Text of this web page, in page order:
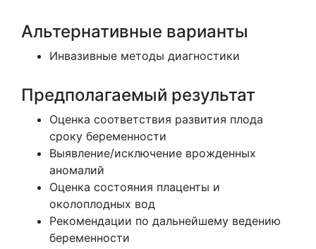
Альтернативные варианты
Инвазивные методы диагностики
Предполагаемый результат
Оценка соответствия развития плода
сроку беременности
Выявление/исключение врожденных
аномалий
Оценка состояния плаценты и
околоплодных вод
Рекомендации по дальнейшему ведению
беременности